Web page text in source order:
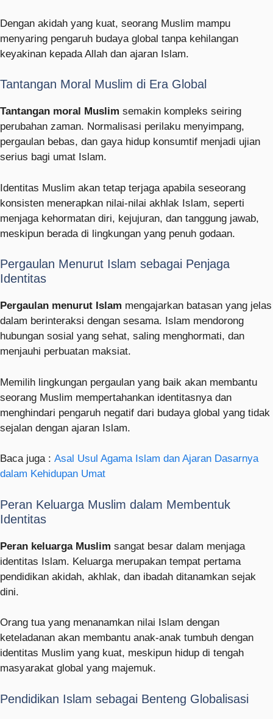
Dengan akidah yang kuat, seorang Muslim mampu
menyaring pengaruh budaya global tanpa kehilangan
keyakinan kepada Allah dan ajaran Islam.
Tantangan Moral Muslim di Era Global
Tantangan moral Muslim semakin kompleks seiring
perubahan zaman. Normalisasi perilaku menyimpang,
pergaulan bebas, dan gaya hidup konsumtif menjadi ujian
serius bagi umat Islam.
Identitas Muslim akan tetap terjaga apabila seseorang
konsisten menerapkan nilai-nilai akhlak Islam, seperti
menjaga kehormatan diri, kejujuran, dan tanggung jawab,
meskipun berada di lingkungan yang penuh godaan.
Pergaulan Menurut Islam sebagai Penjaga
Identitas
Pergaulan menurut Islam mengajarkan batasan yang jelas
dalam berinteraksi dengan sesama. Islam mendorong
hubungan sosial yang sehat, saling menghormati, dan
menjauhi perbuatan maksiat.
Memilih lingkungan pergaulan yang baik akan membantu
seorang Muslim mempertahankan identitasnya dan
menghindari pengaruh negatif dari budaya global yang tidak
sejalan dengan ajaran Islam.
Baca juga : Asal Usul Agama Islam dan Ajaran Dasarnya
dalam Kehidupan Umat
Peran Keluarga Muslim dalam Membentuk
Identitas
Peran keluarga Muslim sangat besar dalam menjaga
identitas Islam. Keluarga merupakan tempat pertama
pendidikan akidah, akhlak, dan ibadah ditanamkan sejak
dini.
Orang tua yang menanamkan nilai Islam dengan
keteladanan akan membantu anak-anak tumbuh dengan
identitas Muslim yang kuat, meskipun hidup di tengah
masyarakat global yang majemuk.
Pendidikan Islam sebagai Benteng Globalisasi